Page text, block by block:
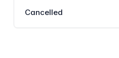
Cancelled